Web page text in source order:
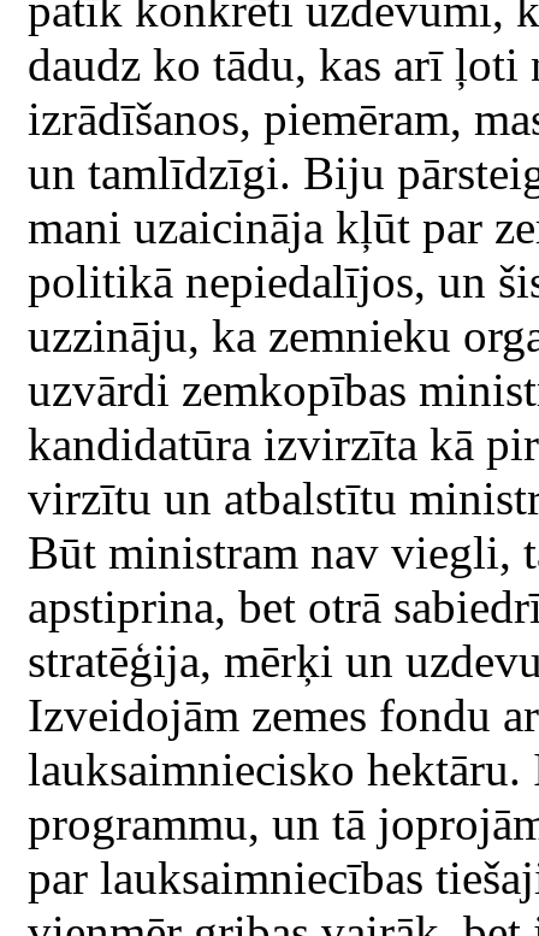
daudz ko tādu, kas arī ļoti
izrādīšanos, piemēram,
un tamlīdzīgi. Biju
mani uzaicināja kļūt par
politikā nepiedalījos, un
uzzināju, ka zemnieku
uzvārdi zemkopības
kandidatūra izvirzīta kā
virzītu un atbalstītu
Būt ministram nav viegli,
apstiprina, bet otrā
stratēģija, mērķi un
Izveidojām zemes fondu
lauksaimniecisko hektāru.
programmu, un tā
par lauksaimniecības